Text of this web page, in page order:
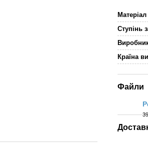
Ступінь
Країна
Файли